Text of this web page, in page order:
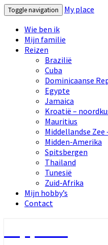
Toggle navigation
My place
Wie ben ik
Mijn familie
Reizen
Brazilië
Cuba
Dominicaanse
Egypte
Jamaica
Kroatië –
Mauritius
Middellandse Zee
Midden-Amerika
Spitsbergen
Thailand
Tunesië
Zuid-Afrika
Mijn hobby’s
Contact